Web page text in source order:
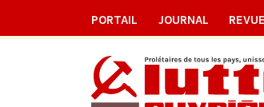
PORTAIL JOURNAL REVUE